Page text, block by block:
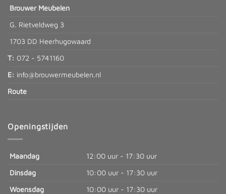
Brouwer Meubelen
G. Rietveldweg 3
1703 DD Heerhugowaard
T: 072 - 5741160
E: info@brouwermeubelen.nl
Route
Openingstijden
Maandag
12:00 uur - 17:30 uur
Dinsdag
10:00 uur - 17:30 uur
Woensdag
10:00 uur - 17:30 uur